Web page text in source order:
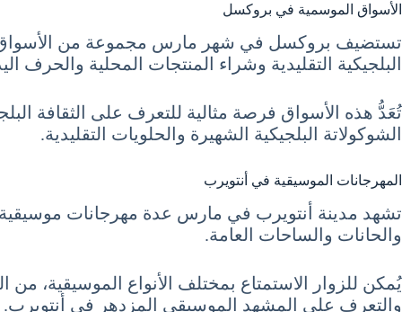
الأسواق الموسمية في بروكسل
تستضيف بروكسل في شهر مارس مجموعة من الأسواق
البلجيكية التقليدية وشراء المنتجات المحلية والحرف
تُعَدُّ هذه الأسواق فرصة مثالية للتعرف على الثقافة
الشوكولاتة البلجيكية الشهيرة والحلويات التقليدية.
المهرجانات الموسيقية في أنتويرب
تشهد مدينة أنتويرب في مارس عدة مهرجانات
والحانات والساحات العامة.
يُمكن للزوار الاستمتاع بمختلف الأنواع الموسيقية،
والتعرف على المشهد الموسيقي المزدهر في أنتويرب.